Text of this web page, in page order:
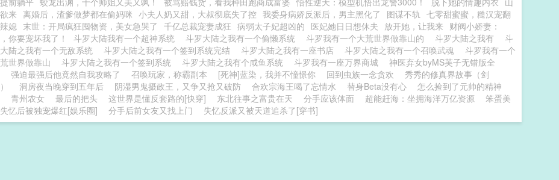
来 离婚后，渣爹做梦都在偷妈咪 小夫人奶又甜，大叔彻底失了控 我委身病娇反派后，男主黑化了 图谋不轨 七零甜蜜蜜，糙汉宠翻
媳 末世：开局疯狂囤物资，美女急哭了 千亿总裁宠妻成狂 病弱太子妃超凶的 医妃她日日想休夫 放开她，让我来 财阀小娇妻：
你要宠坏我了！
斗罗大陆我有一个超神系统 斗罗大陆之我有一个偷懒系统 斗罗我有一个大荒世界做靠山的 斗罗大陆之我有
斗
陆之我有一个无敌系统
斗罗大陆之我有一个签到系统完结 斗罗大陆之我有一座书店 斗罗大陆之我有一个召唤武魂
斗罗我有一个
世界做靠山
斗罗大陆之我有一个签到系统 斗罗大陆之我有个咸鱼系统 斗罗我有一座万界商城
神医弃女byMS芙子无错版全
强迫最强后他竟然自我攻略了 召唤玩家，称霸副本 [死神]蓝染，我并不憧憬你 回到虫族一念贪欢
秀秀的修真界故事（剑
洞房夜当晚穿到五年后 阴湿男鬼摄政王，又争又抢又破防 合欢宗海王喝了忘情水 替身Beta没有心
怎么捡到了元帅的精神
青州农女 最后的把头 这世界是懂反套路的[快穿] 东北往事之富贵在天 分手应该体面 超能赶海：坐拥海洋万亿资源
笨蛋美
忆后被独宠爆红[娱乐圈]
分手后前女友又找上门 失忆反派又被天道追杀了[穿书]